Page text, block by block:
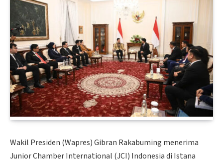
Wakil Presiden (Wapres) Gibran Rakabuming menerima
Junior Chamber International (JCI) Indonesia di Istana